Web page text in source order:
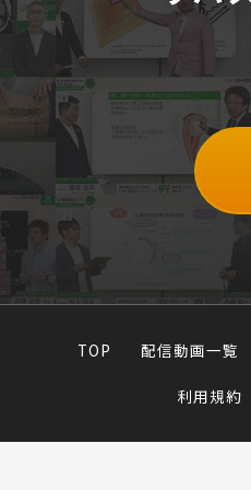
TOP 配信動画一覧
利用規約